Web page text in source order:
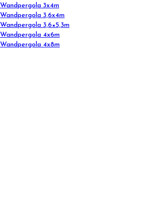
Wandpergola 3x4m
Wandpergola 3,6x4m
Wandpergola 3,6×5,3m
Wandpergola 4x6m
Wandpergola 4x8m